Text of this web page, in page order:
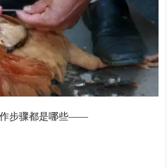
作步骤都是哪些——